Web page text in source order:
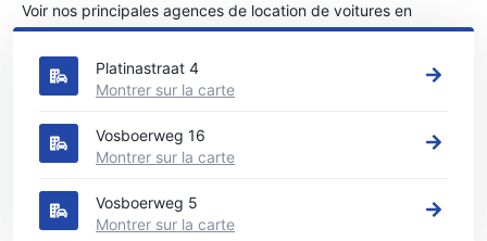
Voir nos principales agences de location de voitures en
Hengelo
Platinastraat 4
Montrer sur la carte
Vosboerweg 16
Montrer sur la carte
Vosboerweg 5
Montrer sur la carte